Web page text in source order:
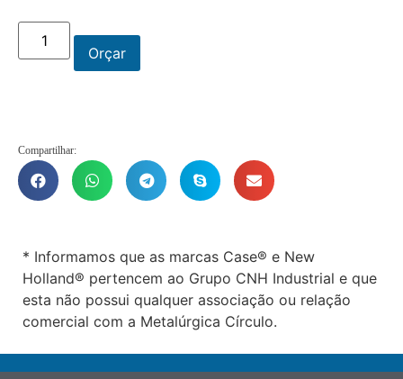
Orçar
Compartilhar:
* Informamos que as marcas Case® e New
Holland® pertencem ao Grupo CNH Industrial e que
esta não possui qualquer associação ou relação
comercial com a Metalúrgica Círculo.